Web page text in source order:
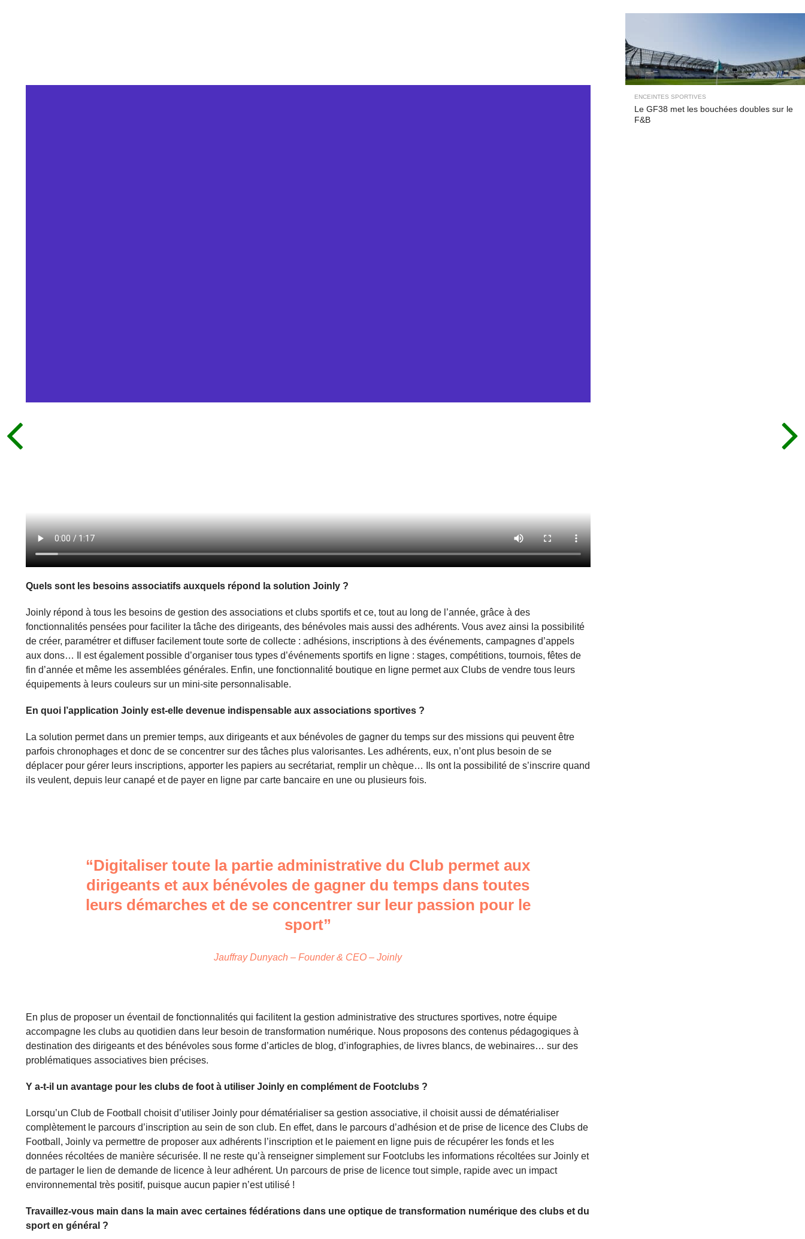
Quels sont les besoins associatifs auxquels répond la solution Joinly ?
Joinly répond à tous les besoins de gestion des associations et clubs sportifs et ce, tout au long de l’année, grâce à des
fonctionnalités pensées pour faciliter la tâche des dirigeants, des bénévoles mais aussi des adhérents. Vous avez ainsi la possibilité
de créer, paramétrer et diffuser facilement toute sorte de collecte : adhésions, inscriptions à des événements, campagnes d’appels
aux dons… Il est également possible d’organiser tous types d’événements sportifs en ligne : stages, compétitions, tournois, fêtes de
fin d’année et même les assemblées générales. Enfin, une fonctionnalité boutique en ligne permet aux Clubs de vendre tous leurs
équipements à leurs couleurs sur un mini-site personnalisable.
En quoi l’application Joinly est-elle devenue indispensable aux associations sportives ?
La solution permet dans un premier temps, aux dirigeants et aux bénévoles de gagner du temps sur des missions qui peuvent être
parfois chronophages et donc de se concentrer sur des tâches plus valorisantes. Les adhérents, eux, n’ont plus besoin de se
déplacer pour gérer leurs inscriptions, apporter les papiers au secrétariat, remplir un chèque… Ils ont la possibilité de s’inscrire quand
ils veulent, depuis leur canapé et de payer en ligne par carte bancaire en une ou plusieurs fois.
“Digitaliser toute la partie administrative du Club permet aux
dirigeants et aux bénévoles de gagner du temps dans toutes
leurs démarches et de se concentrer sur leur passion pour le
sport”
Jauffray Dunyach – Founder & CEO – Joinly
En plus de proposer un éventail de fonctionnalités qui facilitent la gestion administrative des structures sportives, notre équipe
accompagne les clubs au quotidien dans leur besoin de transformation numérique. Nous proposons des contenus pédagogiques à
destination des dirigeants et des bénévoles sous forme d’articles de blog, d’infographies, de livres blancs, de webinaires… sur des
problématiques associatives bien précises.
Y a-t-il un avantage pour les clubs de foot à utiliser Joinly en complément de Footclubs ?
Lorsqu’un Club de Football choisit d’utiliser Joinly pour dématérialiser sa gestion associative, il choisit aussi de dématérialiser
complètement le parcours d’inscription au sein de son club. En effet, dans le parcours d’adhésion et de prise de licence des Clubs de
Football, Joinly va permettre de proposer aux adhérents l’inscription et le paiement en ligne puis de récupérer les fonds et les
données récoltées de manière sécurisée. Il ne reste qu’à renseigner simplement sur Footclubs les informations récoltées sur Joinly et
de partager le lien de demande de licence à leur adhérent. Un parcours de prise de licence tout simple, rapide avec un impact
environnemental très positif, puisque aucun papier n’est utilisé !
Travaillez-vous main dans la main avec certaines fédérations dans une optique de transformation numérique des clubs et du
sport en général ?
ENCEINTES SPORTIVES
Le GF38 met les bouchées doubles sur le
F&B